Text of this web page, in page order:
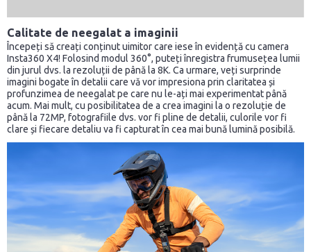
Calitate de neegalat a imaginii
Începeți să creați conținut uimitor care iese în evidență cu camera
Insta360 X4! Folosind modul 360°, puteți înregistra frumusețea lumii
din jurul dvs. la rezoluții de până la 8K. Ca urmare, veți surprinde
imagini bogate în detalii care vă vor impresiona prin claritatea și
profunzimea de neegalat pe care nu le-ați mai experimentat până
acum. Mai mult, cu posibilitatea de a crea imagini la o rezoluție de
până la 72MP, fotografiile dvs. vor fi pline de detalii, culorile vor fi
clare și fiecare detaliu va fi capturat în cea mai bună lumină posibilă.